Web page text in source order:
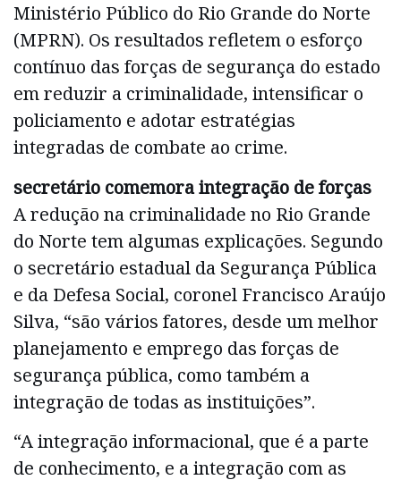
Ministério Público do Rio Grande do Norte
(MPRN). Os resultados refletem o esforço
contínuo das forças de segurança do estado
em reduzir a criminalidade, intensificar o
policiamento e adotar estratégias
integradas de combate ao crime.
secretário comemora integração de forças
A redução na criminalidade no Rio Grande
do Norte tem algumas explicações. Segundo
o secretário estadual da Segurança Pública
e da Defesa Social, coronel Francisco Araújo
Silva, “são vários fatores, desde um melhor
planejamento e emprego das forças de
segurança pública, como também a
integração de todas as instituições”.
“A integração informacional, que é a parte
de conhecimento, e a integração com as